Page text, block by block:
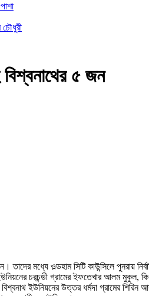
বিশ্বনাথের ৫ জন
তাদের মধ্যে ওল্ডহাম সিটি কাউন্সিলে
চরচন্ডী গ্রামের ইফতেখার আলম মুকুল,
বিশ্বনাথ ইউনিয়নের উত্তর ধর্মদা গ্রামের শিরিন